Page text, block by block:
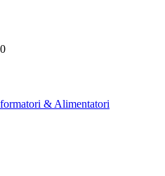
& Alimentatori